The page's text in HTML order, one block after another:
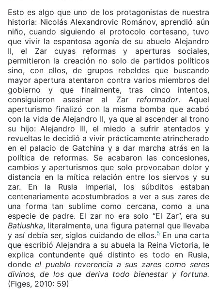
Esto es algo que uno de los protagonistas de nuestra
historia: Nicolás Alexandrovic Románov, aprendió aún
niño, cuando siguiendo el protocolo cortesano, tuvo
que vivir la espantosa agonía de su abuelo Alejandro
II, el Zar cuyas reformas y aperturas sociales,
permitieron la creación no solo de partidos políticos
sino, con ellos, de grupos rebeldes que buscando
mayor apertura atentaron contra varios miembros del
gobierno y que finalmente, tras cinco intentos,
consiguieron asesinar al Zar reformador. Aquel
aperturismo finalizó con la misma bomba que acabó
con la vida de Alejandro II, ya que al ascender al trono
su hijo: Alejandro III, el miedo a sufrir atentados y
revueltas le decidió a vivir prácticamente atrincherado
en el palacio de Gatchina y a dar marcha atrás en la
política de reformas. Se acabaron las concesiones,
cambios y aperturismos que solo provocaban dolor y
distancia en la mítica relación entre los siervos y su
zar. En la Rusia imperial, los súbditos estaban
centenariamente acostumbrados a ver a sus zares de
una forma tan sublime como cercana, como a una
especie de padre. El zar no era solo “El Zar”, era su
Batiushka, literalmente, una figura paternal que llevaba
y así debía ser, siglos cuidando de ellos.5 En una carta
que escribió Alejandra a su abuela la Reina Victoria, le
explica contundente qué distinto es todo en Rusia,
dondeel pueblo reverencia a sus zares como seres
divinos, de los que deriva todo bienestar y fortuna.
(Figes, 2010: 59)